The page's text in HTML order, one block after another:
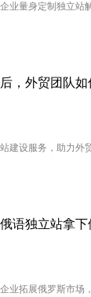
业量身定制独立站
，外贸团队
建设服务，助力外
语独立站拿
业拓展俄罗斯市场